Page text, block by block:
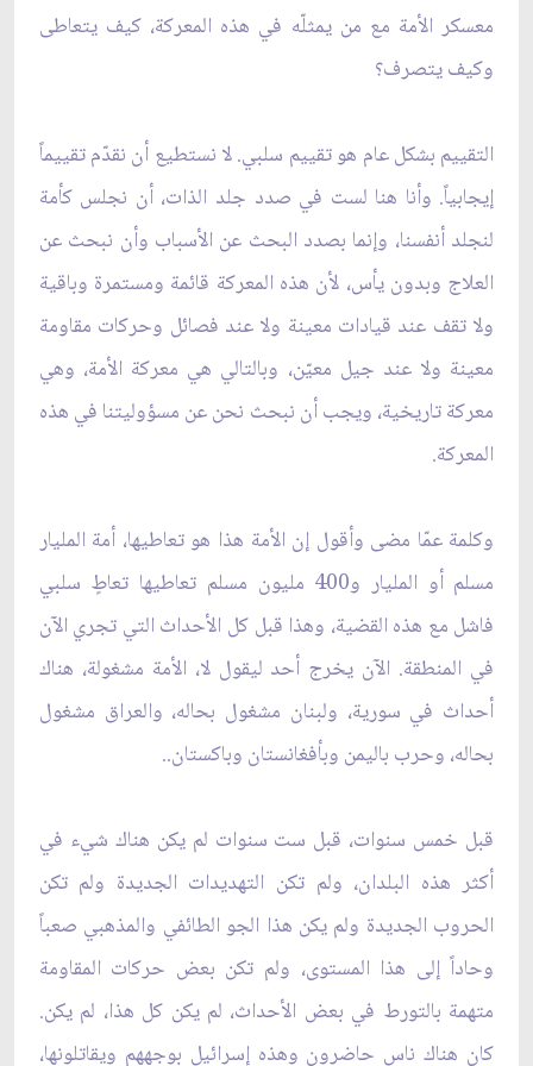
معسكر الأمة مع من يمثلّه في هذه المعركة، كيف يتعاطى
وكيف يتصرف؟
التقييم بشكل عام هو تقييم سلبي. لا نستطيع أن نقدّم تقييماً
إيجابياً. وأنا هنا لست في صدد جلد الذات، أن نجلس كأمة
لنجلد أنفسنا، وإنما بصدد البحث عن الأسباب وأن نبحث عن
العلاج وبدون يأس، لأن هذه المعركة قائمة ومستمرة وباقية
ولا تقف عند قيادات معينة ولا عند فصائل وحركات مقاومة
معينة ولا عند جيل معيّن، وبالتالي هي معركة الأمة، وهي
معركة تاريخية، ويجب أن نبحث نحن عن مسؤوليتنا في هذه
المعركة.
وكلمة عمّا مضى وأقول إن الأمة هذا هو تعاطيها، أمة المليار
مسلم أو المليار و400 مليون مسلم تعاطيها تعاطٍ سلبي
فاشل مع هذه القضية، وهذا قبل كل الأحداث التي تجري الآن
في المنطقة. الآن يخرج أحد ليقول لا، الأمة مشغولة، هناك
أحداث في سورية، ولبنان مشغول بحاله، والعراق مشغول
بحاله، وحرب باليمن وبأفغانستان وباكستان..
قبل خمس سنوات، قبل ست سنوات لم يكن هناك شيء في
أكثر هذه البلدان، ولم تكن التهديدات الجديدة ولم تكن
الحروب الجديدة ولم يكن هذا الجو الطائفي والمذهبي صعباً
وحاداً إلى هذا المستوى، ولم تكن بعض حركات المقاومة
متهمة بالتورط في بعض الأحداث، لم يكن كل هذا، لم يكن.
كان هناك ناس حاضرون وهذه إسرائيل بوجههم ويقاتلونها،